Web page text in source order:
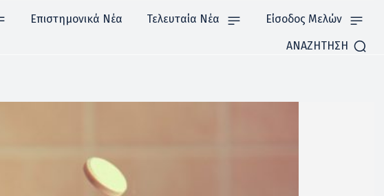
Επιστημονικά Νέα Τελευταία Νέα Είσοδος Μελών
ΑΝΑΖΗΤΗΣΗ